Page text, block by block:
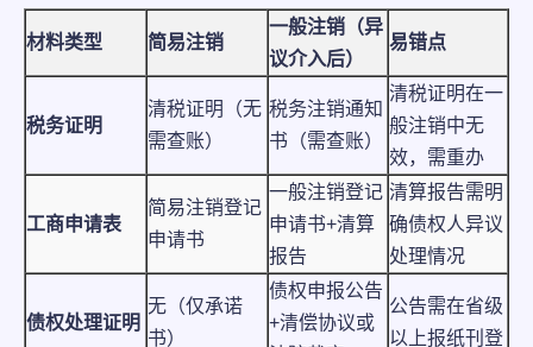
材料类型 简易注销
一般注销（异
议介入后）
易错点
税务证明
清税证明（无
需查账）
税务注销通知
书（需查账）
清税证明在一
般注销中无
效，需重办
工商申请表
简易注销登记
申请书
一般注销登记
申请书+清算
报告
清算报告需明
确债权人异议
处理情况
债权处理证明
无（仅承诺
书）
债权申报公告
+清偿协议或
公告需在省级
以上报纸刊登